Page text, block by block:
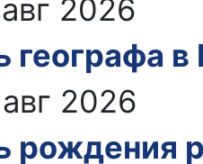
2026
географа в
2026
рождения